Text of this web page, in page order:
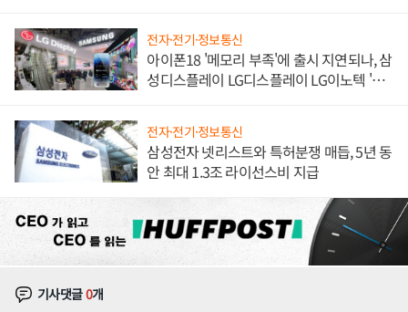
전자·전기·정보통신
아이폰18 '메모리 부족'에 출시 지연되나, 삼
성디스플레이 LG디스플레이 LG이노텍 '탈
전자·전기·정보통신
삼성전자 넷리스트와 특허분쟁 매듭, 5년 동
안 최대 1.3조 라이선스비 지급
기사댓글0개